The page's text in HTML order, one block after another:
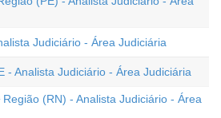
Judiciário - Área Judiciária
- Analista Judiciário - Área Judiciária
(RN) - Analista Judiciário - Área